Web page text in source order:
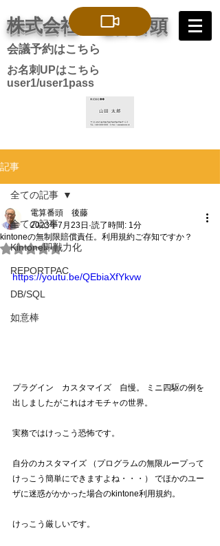
株式会社 電算番頭
会議予約はこちら
お名刺UPはこちら
user1/user1pass
記事
全ての記事
Kintone即戦力化
REPORTPAC
DB/SQL
如意棒
全ての記事
kintoneの無制限賠償責任。利用規約ご存知ですか？
電算番頭 後藤
2023年7月23日 読了時間: 1分
5つ星のうちNaNと評価されています。
https://youtu.be/QEbiaXfYkvw
プラグイン　カスタマイズ　自慢。 ミニ四駆の例を
出しましたがこれはオモチャの世界。
実務ではけっこう恐怖です。
自分のカスタマイズ （プログラムの無限ループって
けっこう簡単にできますよね・・・） でほかのユー
ザに迷惑がかかった場合のkintone利用規約。
けっこう厳しいです。